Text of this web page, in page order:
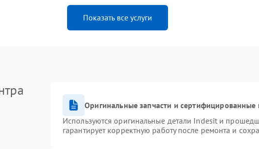
Показать все услуги
Оригинальные запчасти и сертифицированные
Используются оригинальные детали Indesit и
гарантирует корректную работу после ремонта и